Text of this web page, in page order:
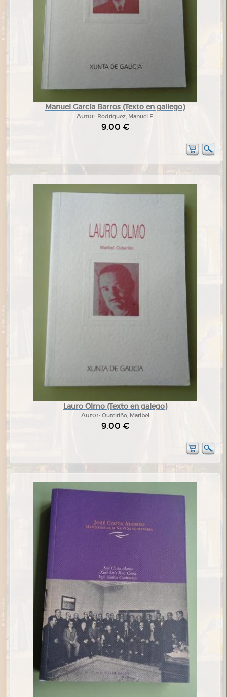
Manuel García Barros (Texto en gallego)
Autor: Rodríguez, Manuel F.
9,00 €
Lauro Olmo (Texto en galego)
Autor: Outeiriño, Maribel
9,00 €